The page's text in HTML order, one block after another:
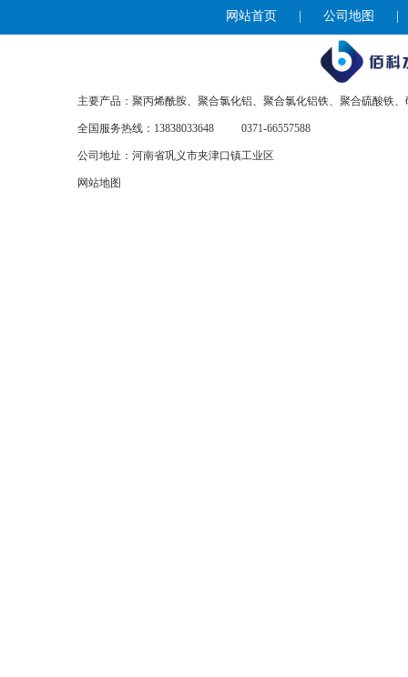
网站首页 公司地图
主要产品：聚丙烯酰胺、聚合氯化铝、聚合氯化铝铁、聚合硫酸铁
全国服务热线：13838033648 0371-66557588
公司地址：河南省巩义市夹津口镇工业区
网站地图